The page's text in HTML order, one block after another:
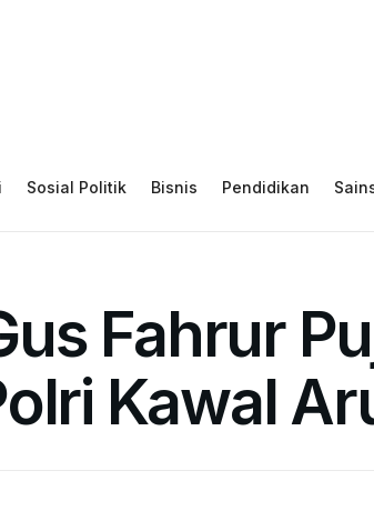
Sosial Politik Bisnis Pendidikan
Fahrur
Kawal